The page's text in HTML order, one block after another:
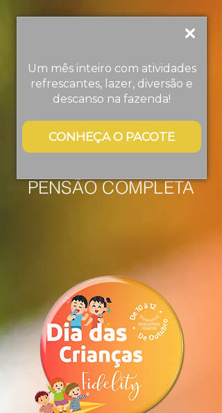
Um mês inteiro com atividades
refrescantes, lazer, diversão e
descanso na fazenda!
CONHEÇA O PACOTE
CRIANÇAS
Lindóia
PENSÃO COMPLETA